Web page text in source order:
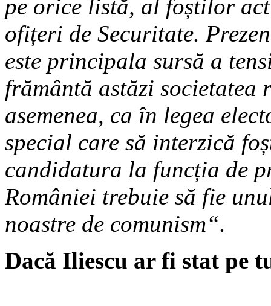
pe orice listă, al foștilor
ofițeri de Securitate.
este principala sursă a
frământă astăzi societatea
asemenea, ca în legea
special care să interzică
candidatura la funcția de
României trebuie să fie
noastre de comunism“.
Dacă Iliescu ar fi stat pe